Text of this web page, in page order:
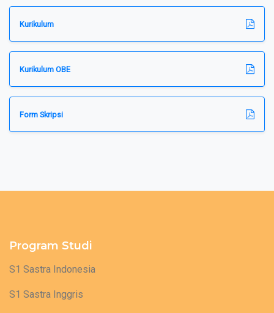
Kurikulum
Kurikulum OBE
Form Skripsi
Program Studi
S1 Sastra Indonesia
S1 Sastra Inggris